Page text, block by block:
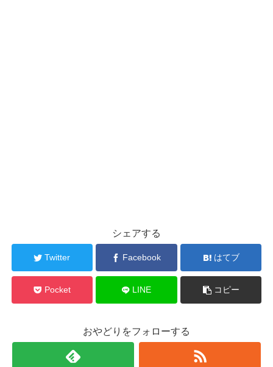
シェアする
Twitter Facebook はてブ
Pocket LINE コピー
おやどりをフォローする